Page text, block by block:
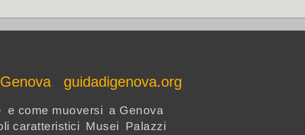
guidadigenova.org
e come muoversi a Genova
caratteristici Musei Palazzi